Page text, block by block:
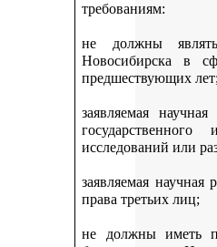
требованиям:
не должны
Новосибирска в
предшествующих
заявляемая
исследований или
заявляемая
права третьих лиц;
не должны иметь